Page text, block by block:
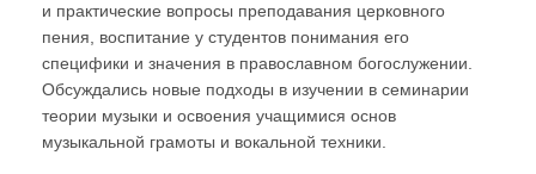
и практические вопросы преподавания церковного
пения, воспитание у студентов понимания его
специфики и значения в православном богослужении.
Обсуждались новые подходы в изучении в семинарии
теории музыки и освоения учащимися основ
музыкальной грамоты и вокальной техники.